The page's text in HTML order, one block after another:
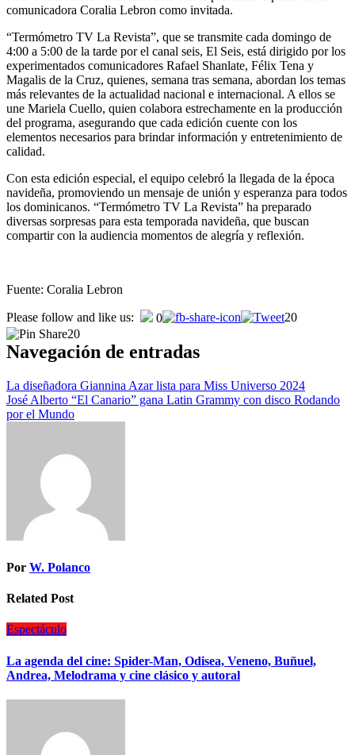
comunicadora Coralia Lebron como invitada.
“Termómetro TV La Revista”, que se transmite cada domingo de
4:00 a 5:00 de la tarde por el canal seis, El Seis, está dirigido por los
experimentados comunicadores Rafael Shanlate, Félix Tena y
Magalis de la Cruz, quienes, semana tras semana, abordan los temas
más relevantes de la actualidad nacional e internacional. A ellos se
une Mariela Cuello, quien colabora estrechamente en la producción
del programa, asegurando que cada edición cuente con los
elementos necesarios para brindar información y entretenimiento de
calidad.
Con esta edición especial, el equipo celebró la llegada de la época
navideña, promoviendo un mensaje de unión y esperanza para todos
los dominicanos. “Termómetro TV La Revista” ha preparado
diversas sorpresas para esta temporada navideña, que buscan
compartir con la audiencia momentos de alegría y reflexión.
Fuente: Coralia Lebron
Please follow and like us: 0
20
20
Navegación de entradas
La diseñadora Giannina Azar lista para Miss Universo 2024
José Alberto “El Canario” gana Latin Grammy con disco Rodando
por el Mundo
Por W. Polanco
Related Post
Espectáculo
La agenda del cine: Spider-Man, Odisea, Veneno, Buñuel,
Andrea, Melodrama y cine clásico y autoral